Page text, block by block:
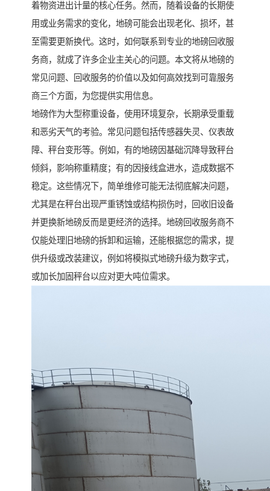
着物资进出计量的核心任务。然而，随着设备的长期使
用或业务需求的变化，地磅可能会出现老化、损坏，甚
至需要更新换代。这时，如何联系到专业的地磅回收服
务商，就成了许多企业主关心的问题。本文将从地磅的
常见问题、回收服务的价值以及如何高效找到可靠服务
商三个方面，为您提供实用信息。
地磅作为大型称重设备，使用环境复杂，长期承受重载
和恶劣天气的考验。常见问题包括传感器失灵、仪表故
障、秤台变形等。例如，有的地磅因基础沉降导致秤台
倾斜，影响称重精度；有的因接线盒进水，造成数据不
稳定。这些情况下，简单维修可能无法彻底解决问题，
尤其是在秤台出现严重锈蚀或结构损伤时，回收旧设备
并更换新地磅反而是更经济的选择。地磅回收服务商不
仅能处理旧地磅的拆卸和运输，还能根据您的需求，提
供升级或改装建议，例如将模拟式地磅升级为数字式，
或加长加固秤台以应对更大吨位需求。